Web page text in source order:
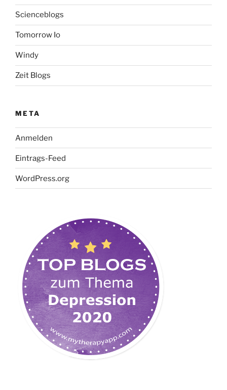
Scienceblogs
Tomorrow Io
Windy
Zeit Blogs
META
Anmelden
Eintrags-Feed
WordPress.org